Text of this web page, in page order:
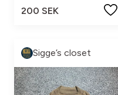
200 SEK
Sigge’s closet